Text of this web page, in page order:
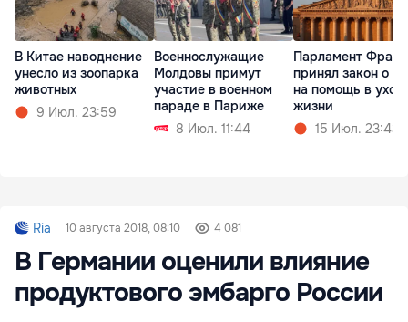
В Китае наводнение
унесло из зоопарка
животных
9 Июл. 23:59
Военнослужащие
Молдовы примут
участие в военном
параде в Париже
8 Июл. 11:44
Парламент
принял закон о
на помощь в
жизни
15 Июл. 23:43
Ria 10 августа 2018, 08:10 4 081
В Германии оценили влияние
продуктового эмбарго России